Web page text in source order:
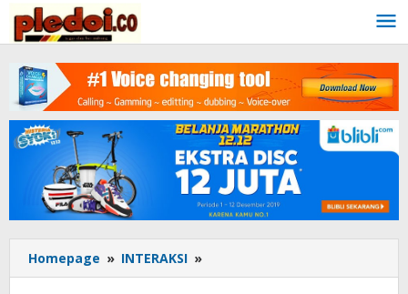
content
Homepage » INTERAKSI »
Berita